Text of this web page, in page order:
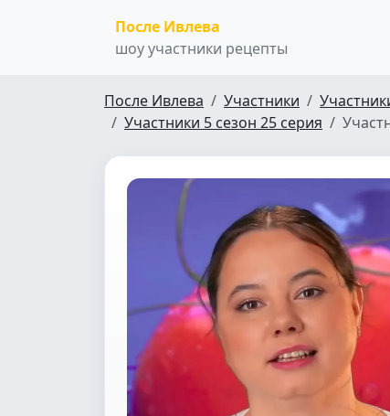
После Ивлева
шоу участники рецепты
После Ивлева Участники
Участники 5 сезон 25 серия